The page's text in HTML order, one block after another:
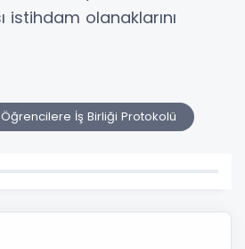
istihdam olanaklarını
Öğrencilere İş Birliği Protokolü